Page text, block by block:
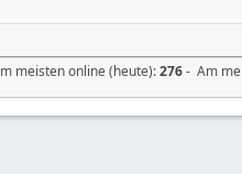
meisten online (heute):276- Am